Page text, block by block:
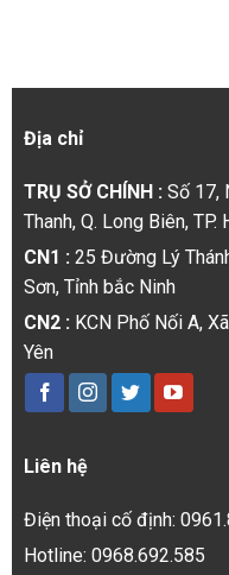
Địa chỉ
TRỤ SỞ CHÍNH : Số 17,
Thanh, Q. Long Biên, TP.
CN1 : 25 Đường Lý
Sơn, Tỉnh bắc Ninh
CN2 : KCN Phố Nối A,
Yên
Liên hệ
Điện thoại cố định:
Hotline: 0968.692.585